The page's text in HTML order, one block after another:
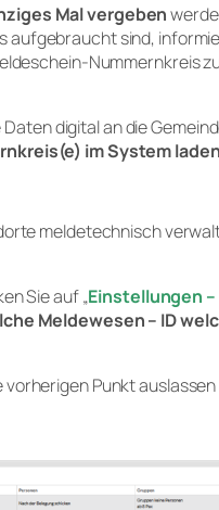
Mal vergeben
aufgebraucht sind,
Nummernkreis
digital an die
im System
meldetechnisch
Sie auf „Einstellungen –
Meldewesen – ID
Punkt